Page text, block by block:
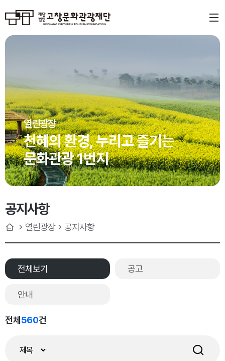
열린광장
천혜의 환경, 누리고 즐기는
문화관광 1번지
공지사항
열린광장 공지사항
전체보기 공고
안내
전체 560건